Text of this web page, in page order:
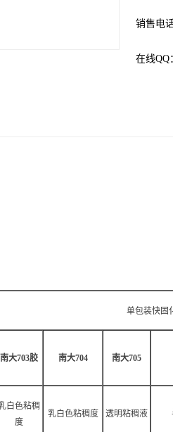
销售电话
在线QQ
单包装快固
南大703胶 南大704 南大705
白色粘稠
度
乳白色粘稠度 透明粘稠液